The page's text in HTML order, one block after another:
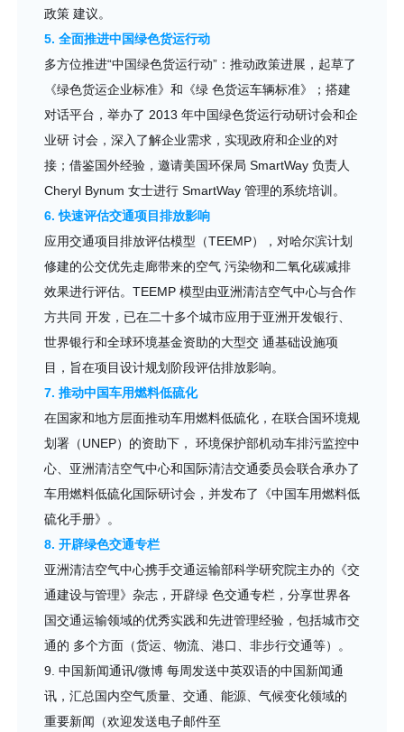
政策 建议。
5. 全面推进中国绿色货运行动
多方位推进“中国绿色货运行动”：推动政策进展，起草了
《绿色货运企业标准》和《绿 色货运车辆标准》；搭建
对话平台，举办了 2013 年中国绿色货运行动研讨会和企
业研 讨会，深入了解企业需求，实现政府和企业的对
接；借鉴国外经验，邀请美国环保局 SmartWay 负责人
Cheryl Bynum 女士进行 SmartWay 管理的系统培训。
6. 快速评估交通项目排放影响
应用交通项目排放评估模型（TEEMP），对哈尔滨计划
修建的公交优先走廊带来的空气 污染物和二氧化碳减排
效果进行评估。TEEMP 模型由亚洲清洁空气中心与合作
方共同 开发，已在二十多个城市应用于亚洲开发银行、
世界银行和全球环境基金资助的大型交 通基础设施项
目，旨在项目设计规划阶段评估排放影响。
7. 推动中国车用燃料低硫化
在国家和地方层面推动车用燃料低硫化，在联合国环境规
划署（UNEP）的资助下， 环境保护部机动车排污监控中
心、亚洲清洁空气中心和国际清洁交通委员会联合承办了
车用燃料低硫化国际研讨会，并发布了《中国车用燃料低
硫化手册》。
8. 开辟绿色交通专栏
亚洲清洁空气中心携手交通运输部科学研究院主办的《交
通建设与管理》杂志，开辟绿 色交通专栏，分享世界各
国交通运输领域的优秀实践和先进管理经验，包括城市交
通的 多个方面（货运、物流、港口、非步行交通等）。
9. 中国新闻通讯/微博 每周发送中英双语的中国新闻通
讯，汇总国内空气质量、交通、能源、气候变化领域的
重要新闻（欢迎发送电子邮件至